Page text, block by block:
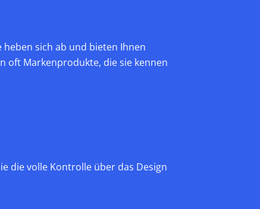
sich ab und bieten Ihnen
oft Markenprodukte, die sie kennen
die volle Kontrolle über das Design